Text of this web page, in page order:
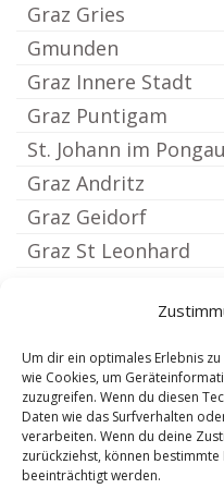
Um dir ein optimales Erlebnis
wie Cookies, um
zuzugreifen. Wenn du diesen
Daten wie das Surfverhalten
verarbeiten. Wenn du deine
zurückziehst, können
beeinträchtigt werden.
Graz Gries
Gmunden
Graz Innere Stadt
Graz Puntigam
St. Johann im Pongau
Graz Andritz
Graz Geidorf
Graz St Leonhard
Graz Liebenau
Graz Ries
Graz St Peter
Waidhofen an der
Graz Mariatrost